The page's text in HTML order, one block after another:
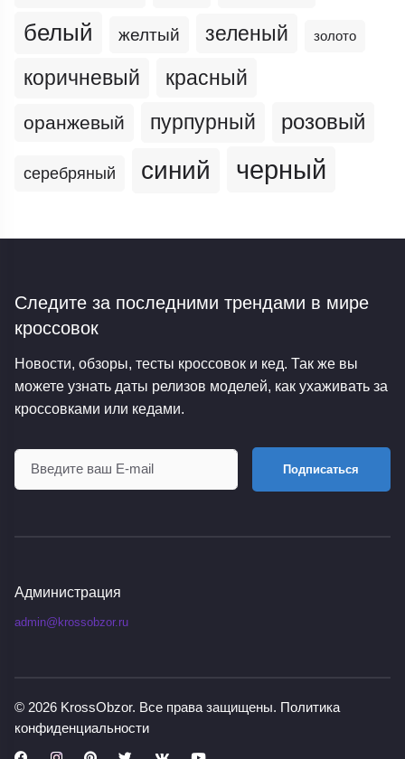
белый желтый зеленый золото
коричневый красный
оранжевый пурпурный розовый
серебряный синий черный
Следите за последними трендами в мире
кроссовок
Новости, обзоры, тесты кроссовок и кед. Так же вы
можете узнать даты релизов моделей, как ухаживать за
кроссовками или кедами.
Подписаться
Администрация
admin@krossobzor.ru
© 2026 KrossObzor. Все права защищены. Политика
конфиденциальности